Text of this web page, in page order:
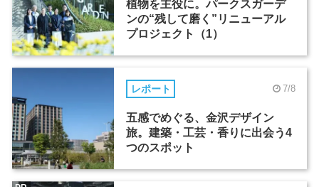
植物を主役に。パークスガーデ
ンの“残して磨く”リニューアル
プロジェクト（1）
レポート 7/8
五感でめぐる、金沢デザイン
旅。建築・工芸・香りに出会う4
つのスポット